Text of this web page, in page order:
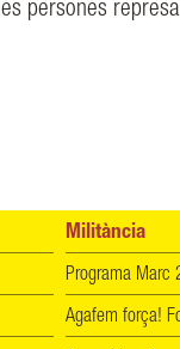
persones
Militància
Programa
Agafem força!